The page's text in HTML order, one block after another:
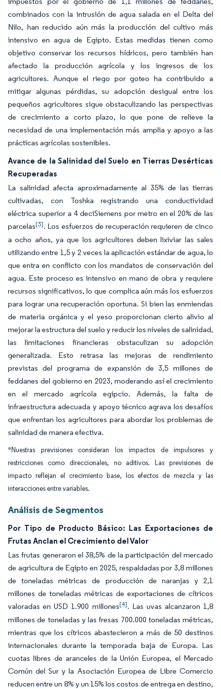
combinados con la intrusión de agua salada en el Delta del
Nilo, han reducido aún más la producción del cultivo más
intensivo en agua de Egipto. Estas medidas tienen como
objetivo conservar los recursos hídricos, pero también han
afectado la producción agrícola y los ingresos de los
agricultores. Aunque el riego por goteo ha contribuido a
mitigar algunas pérdidas, su adopción desigual entre los
pequeños agricultores sigue obstaculizando las perspectivas
de crecimiento a corto plazo, lo que pone de relieve la
necesidad de una implementación más amplia y apoyo a las
prácticas agrícolas sostenibles.
Avance de la Salinidad del Suelo en Tierras Desérticas
Recuperadas
La salinidad afecta aproximadamente al 35% de las tierras
cultivadas, con Toshka registrando una conductividad
eléctrica superior a 4 deciSiemens por metro en el 20% de las
parcelas[3]. Los esfuerzos de recuperación requieren de cinco
a ocho años, ya que los agricultores deben lixiviar las sales
utilizando entre 1,5 y 2 veces la aplicación estándar de agua, lo
que entra en conflicto con los mandatos de conservación del
agua. Este proceso es intensivo en mano de obra y requiere
recursos significativos, lo que complica aún más los esfuerzos
para lograr una recuperación oportuna. Si bien las enmiendas
de materia orgánica y el yeso proporcionan cierto alivio al
mejorar la estructura del suelo y reducir los niveles de salinidad,
las limitaciones financieras obstaculizan su adopción
generalizada. Esto retrasa las mejoras de rendimiento
previstas del programa de expansión de 3,5 millones de
feddanes del gobierno en 2023, moderando así el crecimiento
en el mercado agrícola egipcio. Además, la falta de
infraestructura adecuada y apoyo técnico agrava los desafíos
que enfrentan los agricultores para abordar los problemas de
salinidad de manera efectiva.
*Nuestras previsiones consideran los impactos de impulsores y
restricciones como direccionales, no aditivos. Las previsiones de
impacto reflejan el crecimiento base, los efectos de mezcla y las
interacciones entre variables.
Análisis de Segmentos
Por Tipo de Producto Básico: Las Exportaciones de
Frutas Anclan el Crecimiento del Valor
Las frutas generaron el 38,5% de la participación del mercado
de agricultura de Egipto en 2025, respaldadas por 3,8 millones
de toneladas métricas de producción de naranjas y 2,1
millones de toneladas métricas de exportaciones de cítricos
valoradas en USD 1.900 millones[4]. Las uvas alcanzaron 1,8
millones de toneladas y las fresas 700.000 toneladas métricas,
mientras que los cítricos abastecieron a más de 50 destinos
internacionales durante la temporada baja de Europa. Las
cuotas libres de aranceles de la Unión Europea, el Mercado
Común del Sur y la Asociación Europea de Libre Comercio
reducen entre un 8% y un 15% los costos de entrega en destino,